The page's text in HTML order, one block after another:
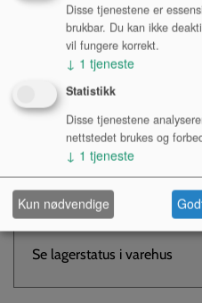
Kr 3 752,-
NOK
Antall:
Se lagerstatus i varehus
Disse tjenestene er
brukbar. Du kan ikke
vil fungere korrekt.
↓ 1 tjeneste
Statistikk
Disse tjenestene
nettstedet brukes og
↓ 1 tjeneste
Kun nødvendige